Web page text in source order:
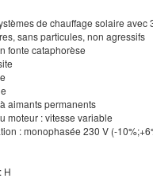
de chauffage solaire
sans particules, non agressifs
fonte cataphorèse
aimants permanents
moteur : vitesse variable
: monophasée 230 V (-
H